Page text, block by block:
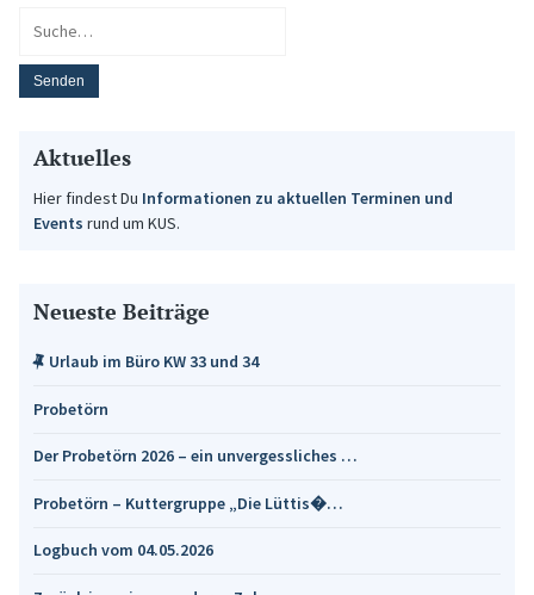
Aktuelles
Hier findest Du Informationen zu aktuellen Terminen und
Events rund um KUS.
Neueste Beiträge
Urlaub im Büro KW 33 und 34
Probetörn
Der Probetörn 2026 – ein unvergessliches …
Probetörn – Kuttergruppe „Die Lüttis�…
Logbuch vom 04.05.2026